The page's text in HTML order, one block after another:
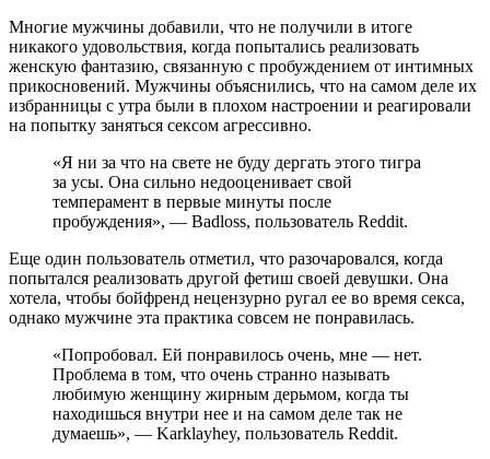
Многие мужчины добавили, что не получили в итоге
никакого удовольствия, когда попытались реализовать
женскую фантазию, связанную с пробуждением от интимных
прикосновений. Мужчины объяснились, что на самом деле их
избранницы с утра были в плохом настроении и реагировали
на попытку заняться сексом агрессивно.
«Я ни за что на свете не буду дергать этого тигра
за усы. Она сильно недооценивает свой
темперамент в первые минуты после
пробуждения», — Badloss, пользователь Reddit.
Еще один пользователь отметил, что разочаровался, когда
попытался реализовать другой фетиш своей девушки. Она
хотела, чтобы бойфренд нецензурно ругал ее во время секса,
однако мужчине эта практика совсем не понравилась.
«Попробовал. Ей понравилось очень, мне — нет.
Проблема в том, что очень странно называть
любимую женщину жирным дерьмом, когда ты
находишься внутри нее и на самом деле так не
думаешь», — Karklayhey, пользователь Reddit.